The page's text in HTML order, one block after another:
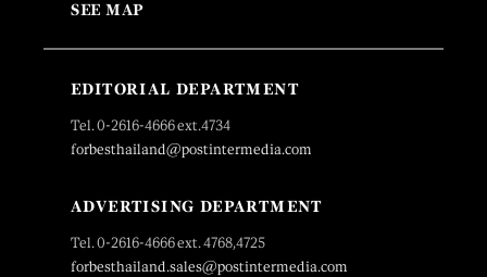
SEE MAP
EDITORIAL DEPARTMENT
Tel. 0-2616-4666 ext.4734
forbesthailand@postintermedia.com
ADVERTISING DEPARTMENT
Tel. 0-2616-4666 ext. 4768,4725
forbesthailand.sales@postintermedia.com